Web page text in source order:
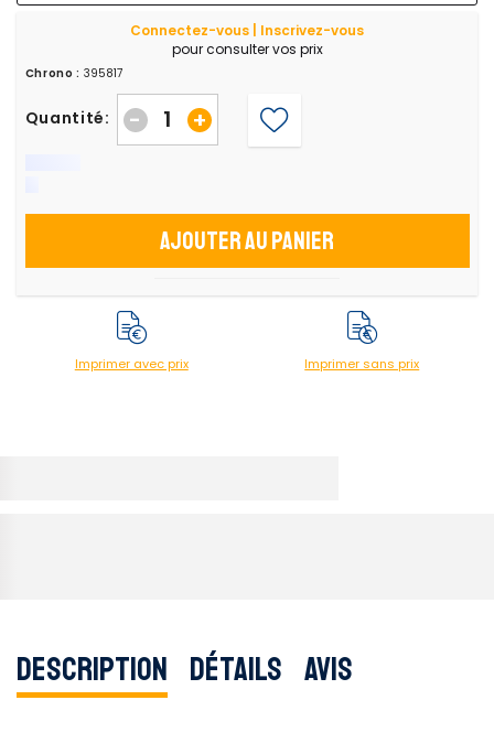
Connectez-vous | Inscrivez-vous
pour consulter vos prix
Chrono : 395817
Quantité: +
-
Ajouter au panier
Imprimer avec prix Imprimer sans prix
Description Détails Avis